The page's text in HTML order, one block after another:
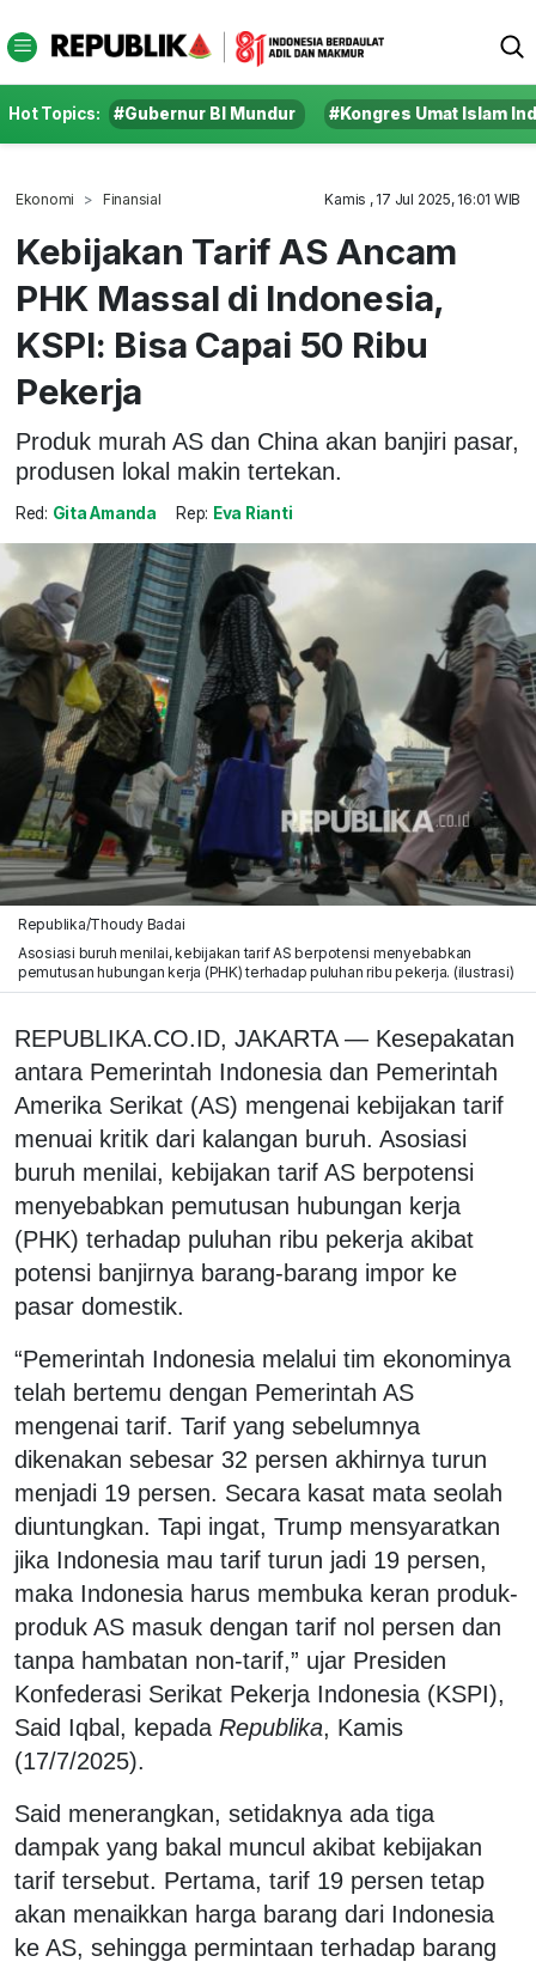
Hot Topics: #Gubernur BI Mundur #Kongres Umat Islam
Ekonomi Finansial Kamis , 17 Jul 2025, 16:01 WIB
Kebijakan Tarif AS Ancam
PHK Massal di Indonesia,
KSPI: Bisa Capai 50 Ribu
Pekerja
Produk murah AS dan China akan banjiri pasar,
produsen lokal makin tertekan.
Red: Gita Amanda Rep: Eva Rianti
Republika/Thoudy Badai
Asosiasi buruh menilai, kebijakan tarif AS berpotensi menyebabkan
pemutusan hubungan kerja (PHK) terhadap puluhan ribu pekerja. (ilustrasi)
REPUBLIKA.CO.ID, JAKARTA — Kesepakatan
antara Pemerintah Indonesia dan Pemerintah
Amerika Serikat (AS) mengenai kebijakan tarif
menuai kritik dari kalangan buruh. Asosiasi
buruh menilai, kebijakan tarif AS berpotensi
menyebabkan pemutusan hubungan kerja
(PHK) terhadap puluhan ribu pekerja akibat
potensi banjirnya barang-barang impor ke
pasar domestik.
“Pemerintah Indonesia melalui tim ekonominya
telah bertemu dengan Pemerintah AS
mengenai tarif. Tarif yang sebelumnya
dikenakan sebesar 32 persen akhirnya turun
menjadi 19 persen. Secara kasat mata seolah
diuntungkan. Tapi ingat, Trump mensyaratkan
jika Indonesia mau tarif turun jadi 19 persen,
maka Indonesia harus membuka keran produk-
produk AS masuk dengan tarif nol persen dan
tanpa hambatan non-tarif,” ujar Presiden
Konfederasi Serikat Pekerja Indonesia (KSPI),
Said Iqbal, kepada Republika, Kamis
(17/7/2025).
Said menerangkan, setidaknya ada tiga
dampak yang bakal muncul akibat kebijakan
tarif tersebut. Pertama, tarif 19 persen tetap
akan menaikkan harga barang dari Indonesia
ke AS, sehingga permintaan terhadap barang